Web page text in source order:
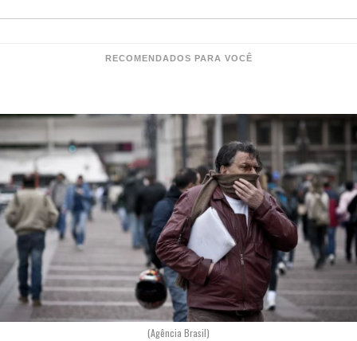
RECOMENDADOS PARA VOCÊ
(Agência Brasil)